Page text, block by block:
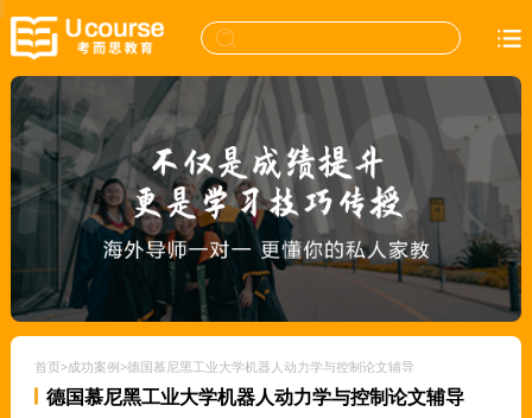
首页>成功案例>德国慕尼黑工业大学机器人动力学与控制论文辅导
德国慕尼黑工业大学机器人动力学与控制论文辅导